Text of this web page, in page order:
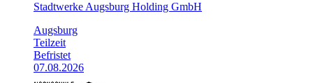
Stadtwerke Augsburg Holding GmbH
Augsburg
Teilzeit
Befristet
07.08.2026